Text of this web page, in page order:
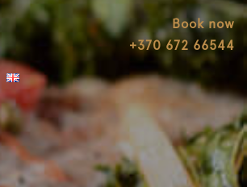
Book now
+370 672 66544